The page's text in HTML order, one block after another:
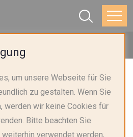
um unsere Webseite für Sie
zu gestalten. Wenn Sie
werden wir keine Cookies für
Bitte beachten Sie
verwendet werden,